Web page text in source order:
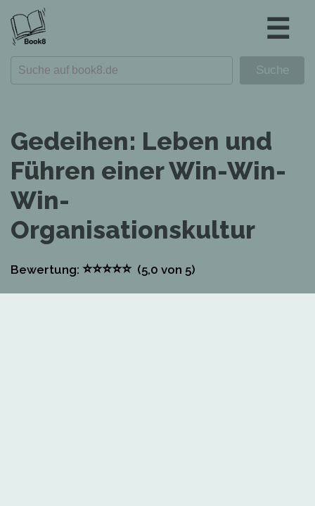
☰
Gedeihen: Leben und
Führen einer Win-Win-
Win-
Organisationskultur
Bewertung: ⭐⭐⭐⭐⭐(5,0 von 5)